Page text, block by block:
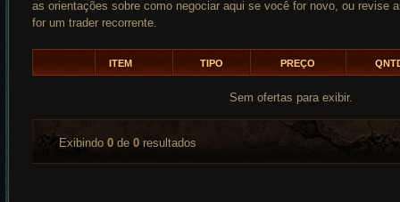
as orientações sobre como negociar aqui se você for novo, ou revise
for um trader recorrente.
ITEM TIPO PREÇO
Sem ofertas para exibir.
Exibindo 0 de 0 resultados